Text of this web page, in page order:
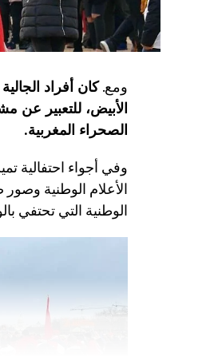
ومع.كان أفراد
الأبيض، للتعبير عن
الصحراء المغربية.
وفي أجواء احتفالية
الأعلام الوطنية
الوطنية التي تحتفي